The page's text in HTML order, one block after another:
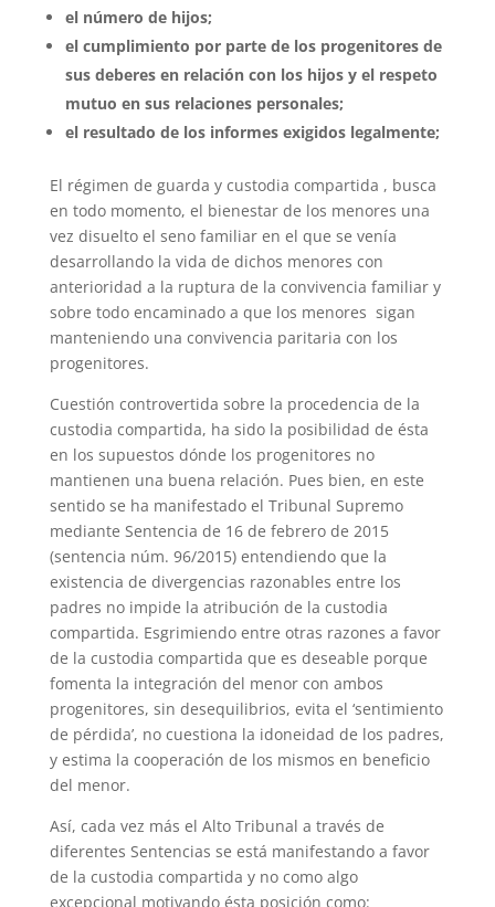
el número de hijos;
el cumplimiento por parte de los progenitores de
sus deberes en relación con los hijos y el respeto
mutuo en sus relaciones personales;
el resultado de los informes exigidos legalmente;
El régimen de guarda y custodia compartida , busca
en todo momento, el bienestar de los menores una
vez disuelto el seno familiar en el que se venía
desarrollando la vida de dichos menores con
anterioridad a la ruptura de la convivencia familiar y
sobre todo encaminado a que los menores sigan
manteniendo una convivencia paritaria con los
progenitores.
Cuestión controvertida sobre la procedencia de la
custodia compartida, ha sido la posibilidad de ésta
en los supuestos dónde los progenitores no
mantienen una buena relación. Pues bien, en este
sentido se ha manifestado el Tribunal Supremo
mediante Sentencia de 16 de febrero de 2015
(sentencia núm. 96/2015) entendiendo que la
existencia de divergencias razonables entre los
padres no impide la atribución de la custodia
compartida. Esgrimiendo entre otras razones a favor
de la custodia compartida que es deseable porque
fomenta la integración del menor con ambos
progenitores, sin desequilibrios, evita el ‘sentimiento
de pérdida’, no cuestiona la idoneidad de los padres,
y estima la cooperación de los mismos en beneficio
del menor.
Así, cada vez más el Alto Tribunal a través de
diferentes Sentencias se está manifestando a favor
de la custodia compartida y no como algo
excepcional motivando ésta posición como: